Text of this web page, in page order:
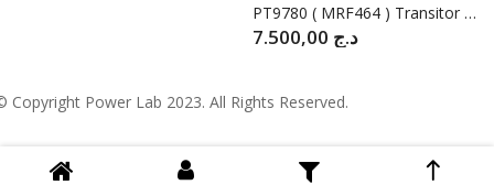
PT9780 ( MRF464 ) Transitor RF NPN 65V 250W TRW
د.ج
Copyright Power Lab 2023. All Rights Reserved.